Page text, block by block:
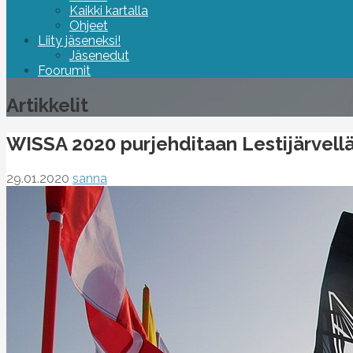
Kaikki kartalla
Ohjeet
Liity jäseneksi!
Jäsenedut
Foorumit
Artikkelit
WISSA 2020 purjehditaan
29.01.2020 sanna